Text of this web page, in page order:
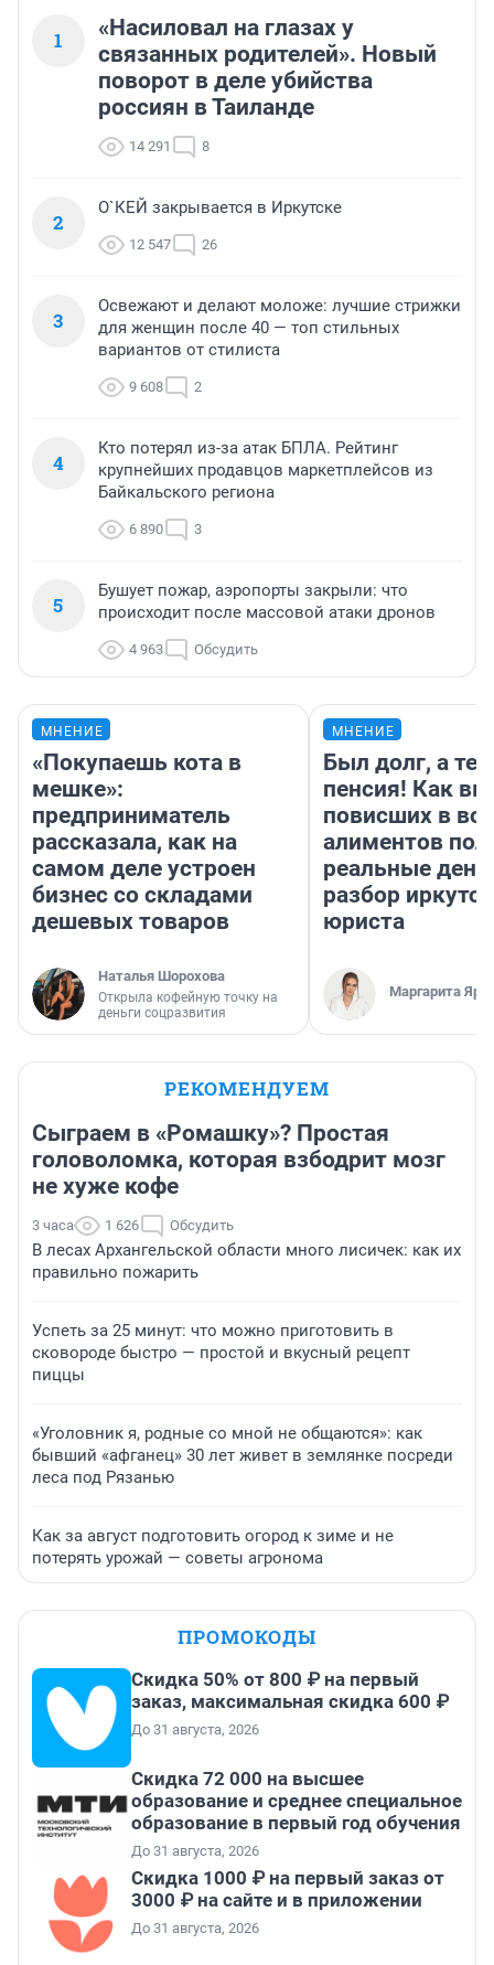
1
«Насиловал на глазах у
связанных родителей». Новый
поворот в деле убийства
россиян в Таиланде
14 291 8
2
О`КЕЙ закрывается в Иркутске
12 547 26
3
Освежают и делают моложе: лучшие стрижки
для женщин после 40 — топ стильных
вариантов от стилиста
9 608 2
4
Кто потерял из-за атак БПЛА. Рейтинг
крупнейших продавцов маркетплейсов из
Байкальского региона
6 890 3
5
Бушует пожар, аэропорты закрыли: что
происходит после массовой атаки дронов
4 963 Обсудить
МНЕНИЕ
«Покупаешь кота в
мешке»:
предприниматель
рассказала, как на
самом деле устроен
бизнес со складами
дешевых товаров
Наталья Шорохова
Открыла кофейную точку на
деньги соцразвития
МНЕНИЕ
Был долг, а
пенсия! Как
повисших в
алиментов
реальные
разбор
юриста
Маргарита
РЕКОМЕНДУЕМ
Сыграем в «Ромашку»? Простая
головоломка, которая взбодрит мозг
не хуже кофе
3 часа 1 626 Обсудить
В лесах Архангельской области много лисичек: как их
правильно пожарить
Успеть за 25 минут: что можно приготовить в
сковороде быстро — простой и вкусный рецепт
пиццы
«Уголовник я, родные со мной не общаются»: как
бывший «афганец» 30 лет живет в землянке посреди
леса под Рязанью
Как за август подготовить огород к зиме и не
потерять урожай — советы агронома
ПРОМОКОДЫ
Скидка 50% от 800 ₽ на первый
заказ, максимальная скидка 600 ₽
До 31 августа, 2026
Скидка 72 000 на высшее
образование и среднее специальное
образование в первый год обучения
До 31 августа, 2026
Скидка 1000 ₽ на первый заказ от
3000 ₽ на сайте и в приложении
До 31 августа, 2026